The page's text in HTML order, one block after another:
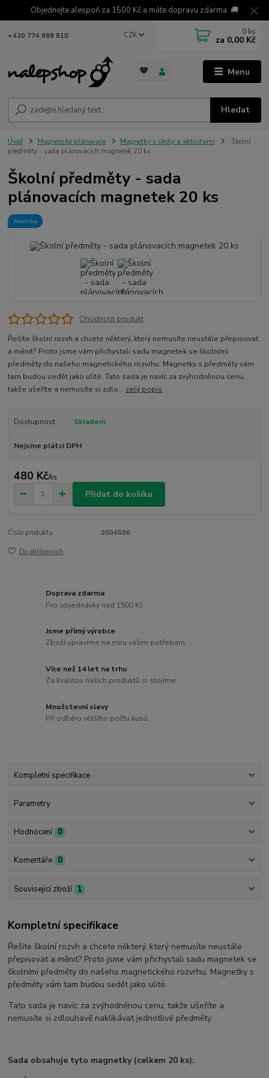
Objednejte alespoň za 1500 Kč a máte dopravu zdarma. 🚚
Menu
CZK
Hledat
+420 774 988 810 0 ks
za 0,00 Kč
Úvod Magnetické plánovače Magnetky s úkoly a aktivitami
Školní
předměty - sada plánovacích magnetek 20 ks
Školní předměty - sada
plánovacích magnetek 20 ks
Novinka
Ohodnotit produkt
Řešíte školní rozvh a chcete některý, který nemusíte neustále přepisovat
a měnit? Proto jsme vám přichystali sadu magnetek se školními
předměty do našeho magnetického rozvrhu. Magnetky s předměty vám
tam budou sedět jako ulité. Tato sada je navíc za zvýhodněnou cenu,
takže ušeříte a nemusíte si zdlo... celý popis
Dostupnost Skladem
Nejsme plátci DPH
480 Kč/ks
Přidat do košíku
Číslo produktu: 3004596
Do oblíbených
Doprava zdarma
Pro objednávky nad 1500 Kč.
Jsme přímý výrobce
Zboží upravíme na míru vašim potřebám.
Více než 14 let na trhu
Za kvalitou našich produktů si stojíme.
Množstevní slevy
Při odběru většího počtu kusů.
Kompletní specifikace
Parametry
Hodnocení 0
Komentáře 0
Související zboží 1
Kompletní specifikace
Řešíte školní rozvh a chcete některý, který nemusíte neustále
přepisovat a měnit? Proto jsme vám přichystali sadu magnetek se
školními předměty do našeho magnetického rozvrhu. Magnetky s
předměty vám tam budou sedět jako ulité.
Tato sada je navíc za zvýhodněnou cenu, takže ušeříte a
nemusíte si zdlouhavě naklikávat jednotlivé předměty.
Sada obsahuje tyto magnetky (celkem 20 ks):